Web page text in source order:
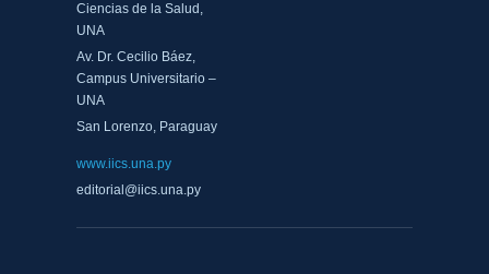
Ciencias de la Salud,
UNA
Av. Dr. Cecilio Báez,
Campus Universitario –
UNA
San Lorenzo, Paraguay
www.iics.una.py
editorial@iics.una.py